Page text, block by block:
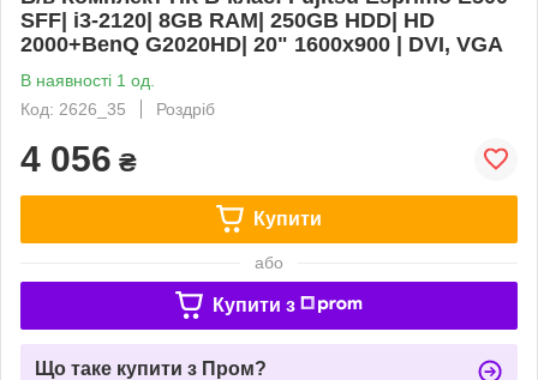
SFF| i3-2120| 8GB RAM| 250GB HDD| HD
2000+BenQ G2020HD| 20" 1600x900 | DVI, VGA
В наявності 1 од.
Код: 2626_35
Роздріб
4 056 ₴
Купити
або
Купити з
Що таке купити з Пром?